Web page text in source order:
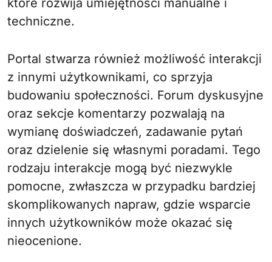
które rozwija umiejętności manualne i
techniczne.
Portal stwarza również możliwość interakcji
z innymi użytkownikami, co sprzyja
budowaniu społeczności. Forum dyskusyjne
oraz sekcje komentarzy pozwalają na
wymianę doświadczeń, zadawanie pytań
oraz dzielenie się własnymi poradami. Tego
rodzaju interakcje mogą być niezwykle
pomocne, zwłaszcza w przypadku bardziej
skomplikowanych napraw, gdzie wsparcie
innych użytkowników może okazać się
nieocenione.